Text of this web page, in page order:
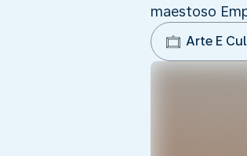
maestoso
Arte E